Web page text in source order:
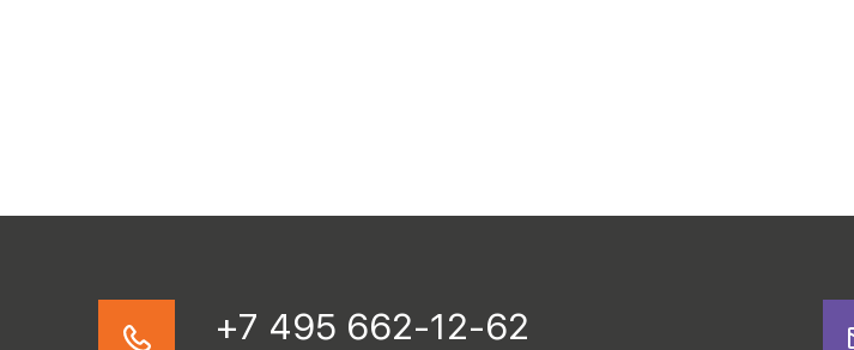
+7 495 662-12-62